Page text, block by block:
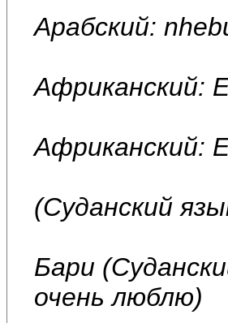
Арабский:
Африканский:
Африканский:
(Суданский
Бари
очень люблю)